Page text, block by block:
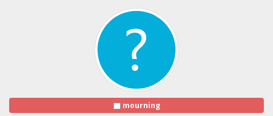
mourning